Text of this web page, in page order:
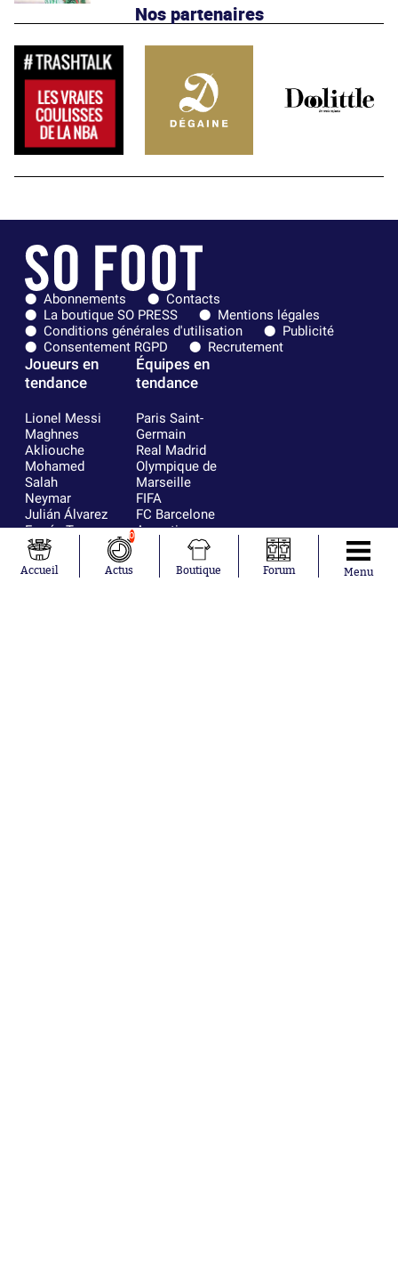
Nos partenaires
Abonnements
Contacts
La boutique SO PRESS
Mentions légales
Conditions générales d'utilisation
Publicité
Consentement RGPD
Recrutement
Joueurs en
tendance
Lionel Messi
Maghnes
Akliouche
Mohamed
Salah
Neymar
Julián Álvarez
Ferrán Torres
Kilian Corredor
Franco
Mastantuono
Équipes en
tendance
Paris Saint-
Germain
Real Madrid
Olympique de
Marseille
FIFA
FC Barcelone
Argentine
Olympique
AS Monaco
Accueil
0
Actus Boutique Forum Menu